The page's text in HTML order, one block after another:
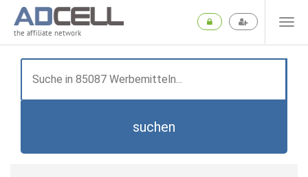
the affiliate network
suchen